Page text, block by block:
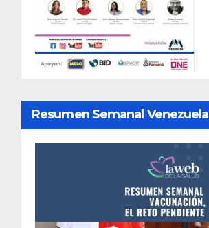
Resumen Semanal Venezuela